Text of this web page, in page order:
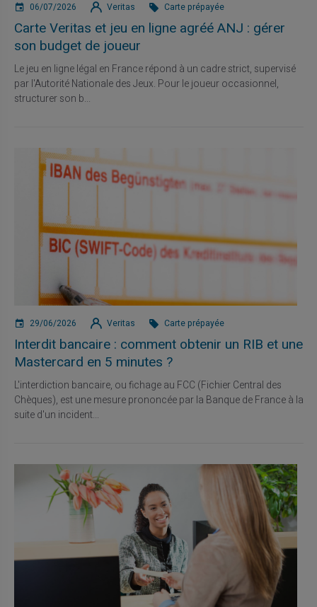
06/07/2026 Veritas Carte prépayée
Carte Veritas et jeu en ligne agréé ANJ : gérer
son budget de joueur
Le jeu en ligne légal en France répond à un cadre strict, supervisé
par l'Autorité Nationale des Jeux. Pour le joueur occasionnel,
structurer son b...
29/06/2026 Veritas Carte prépayée
Interdit bancaire : comment obtenir un RIB et une
Mastercard en 5 minutes ?
L'interdiction bancaire, ou fichage au FCC (Fichier Central des
Chèques), est une mesure prononcée par la Banque de France à la
suite d'un incident...